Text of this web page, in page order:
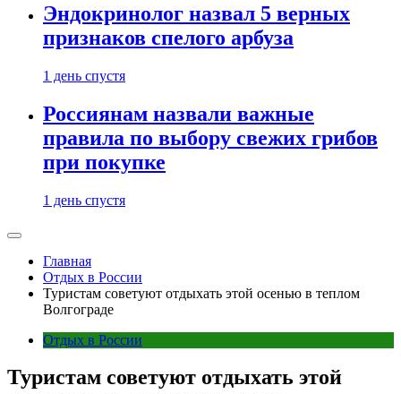
Эндокринолог назвал 5 верных
признаков спелого арбуза
1 день спустя
Россиянам назвали важные
правила по выбору свежих грибов
при покупке
1 день спустя
Главная
Отдых в России
Туристам советуют отдыхать этой осенью в теплом
Волгограде
Отдых в России
Туристам советуют отдыхать этой